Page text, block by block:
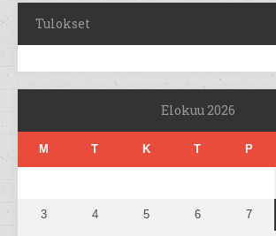
Tulokset
Elokuu 2026
M T K T P
3 4 5 6 7